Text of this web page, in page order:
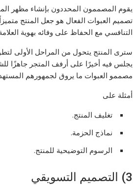
يقوم المصممون المحددون بإنشاء مظهر
تصميم العبوات الفعال هو جعل المنتج
التنافسي مع الحفاظ على وفائه بهوية
سترى المنتج يتحول من المراحل الأولى
يجلس فيه أخيرًا على أرفف المتجر جاهزًا
مصممو العبوات ما يروق لجمهورهم
أمثلة على
تغليف المنتج.
نماذج الحزمة.
الرسوم التوضيحية للمنتج.
3) التصميم التسويقي